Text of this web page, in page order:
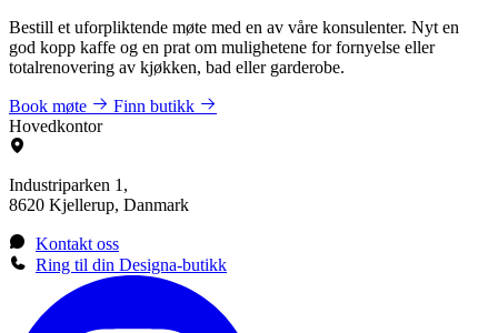
Bestill et uforpliktende møte med en av våre konsulenter. Nyt en
god kopp kaffe og en prat om mulighetene for fornyelse eller
totalrenovering av kjøkken, bad eller garderobe.
Book møte
Finn butikk
Hovedkontor
Industriparken 1,
8620 Kjellerup, Danmark
Kontakt oss
Ring til din Designa-butikk